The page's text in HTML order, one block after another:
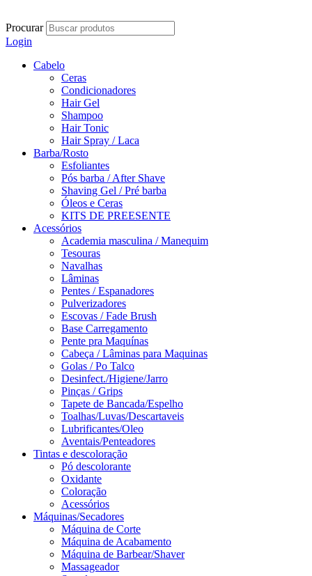
Procurar
Login
Cabelo
Ceras
Condicionadores
Hair Gel
Shampoo
Hair Tonic
Hair Spray / Laca
Barba/Rosto
Esfoliantes
Pós barba / After Shave
Shaving Gel / Pré barba
Óleos e Ceras
KITS DE PREESENTE
Acessórios
Academia masculina / Manequim
Tesouras
Navalhas
Lâminas
Pentes / Espanadores
Pulverizadores
Escovas / Fade Brush
Base Carregamento
Pente pra Maquínas
Cabeça / Lâminas para Maquinas
Golas / Po Talco
Desinfect./Higiene/Jarro
Pinças / Grips
Tapete de Bancada/Espelho
Toalhas/Luvas/Descartaveis
Lubrificantes/Oleo
Aventais/Penteadores
Tintas e descoloração
Pó descolorante
Oxidante
Coloração
Acessórios
Máquinas/Secadores
Máquina de Corte
Máquina de Acabamento
Máquina de Barbear/Shaver
Massageador